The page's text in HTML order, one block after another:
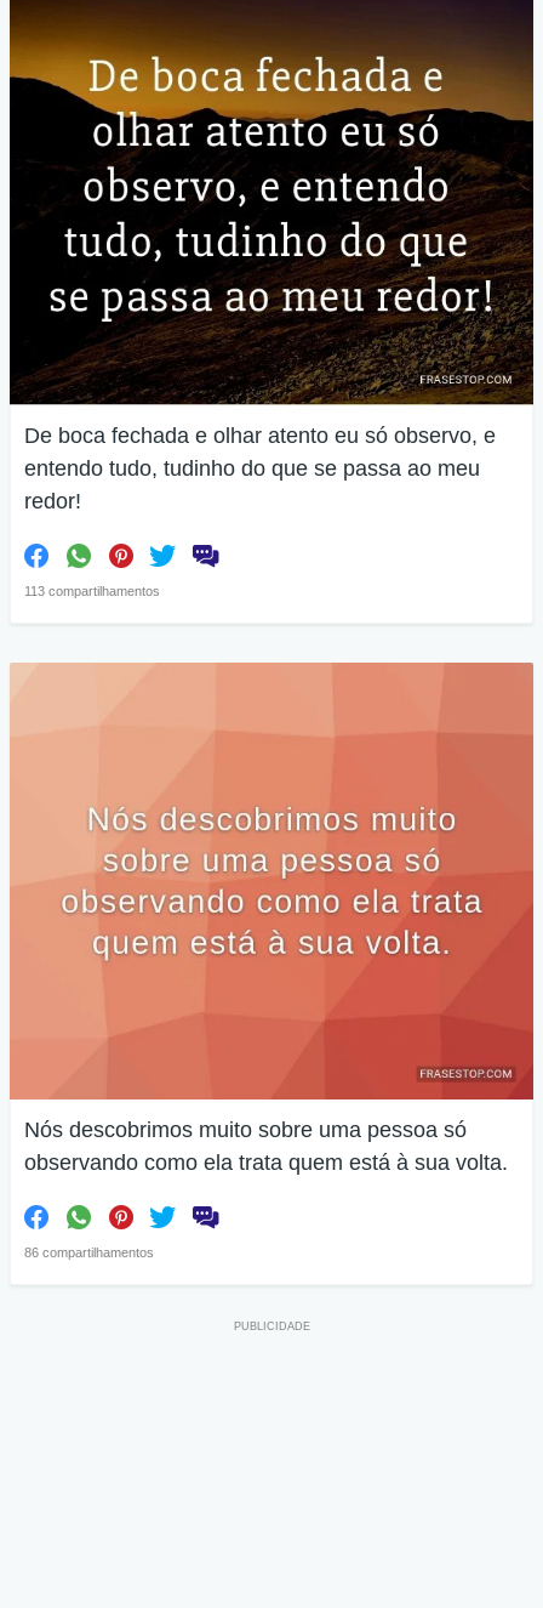
De boca fechada e olhar atento eu só observo, e
entendo tudo, tudinho do que se passa ao meu
redor!
113 compartilhamentos
Nós descobrimos muito sobre uma pessoa só
observando como ela trata quem está à sua volta.
86 compartilhamentos